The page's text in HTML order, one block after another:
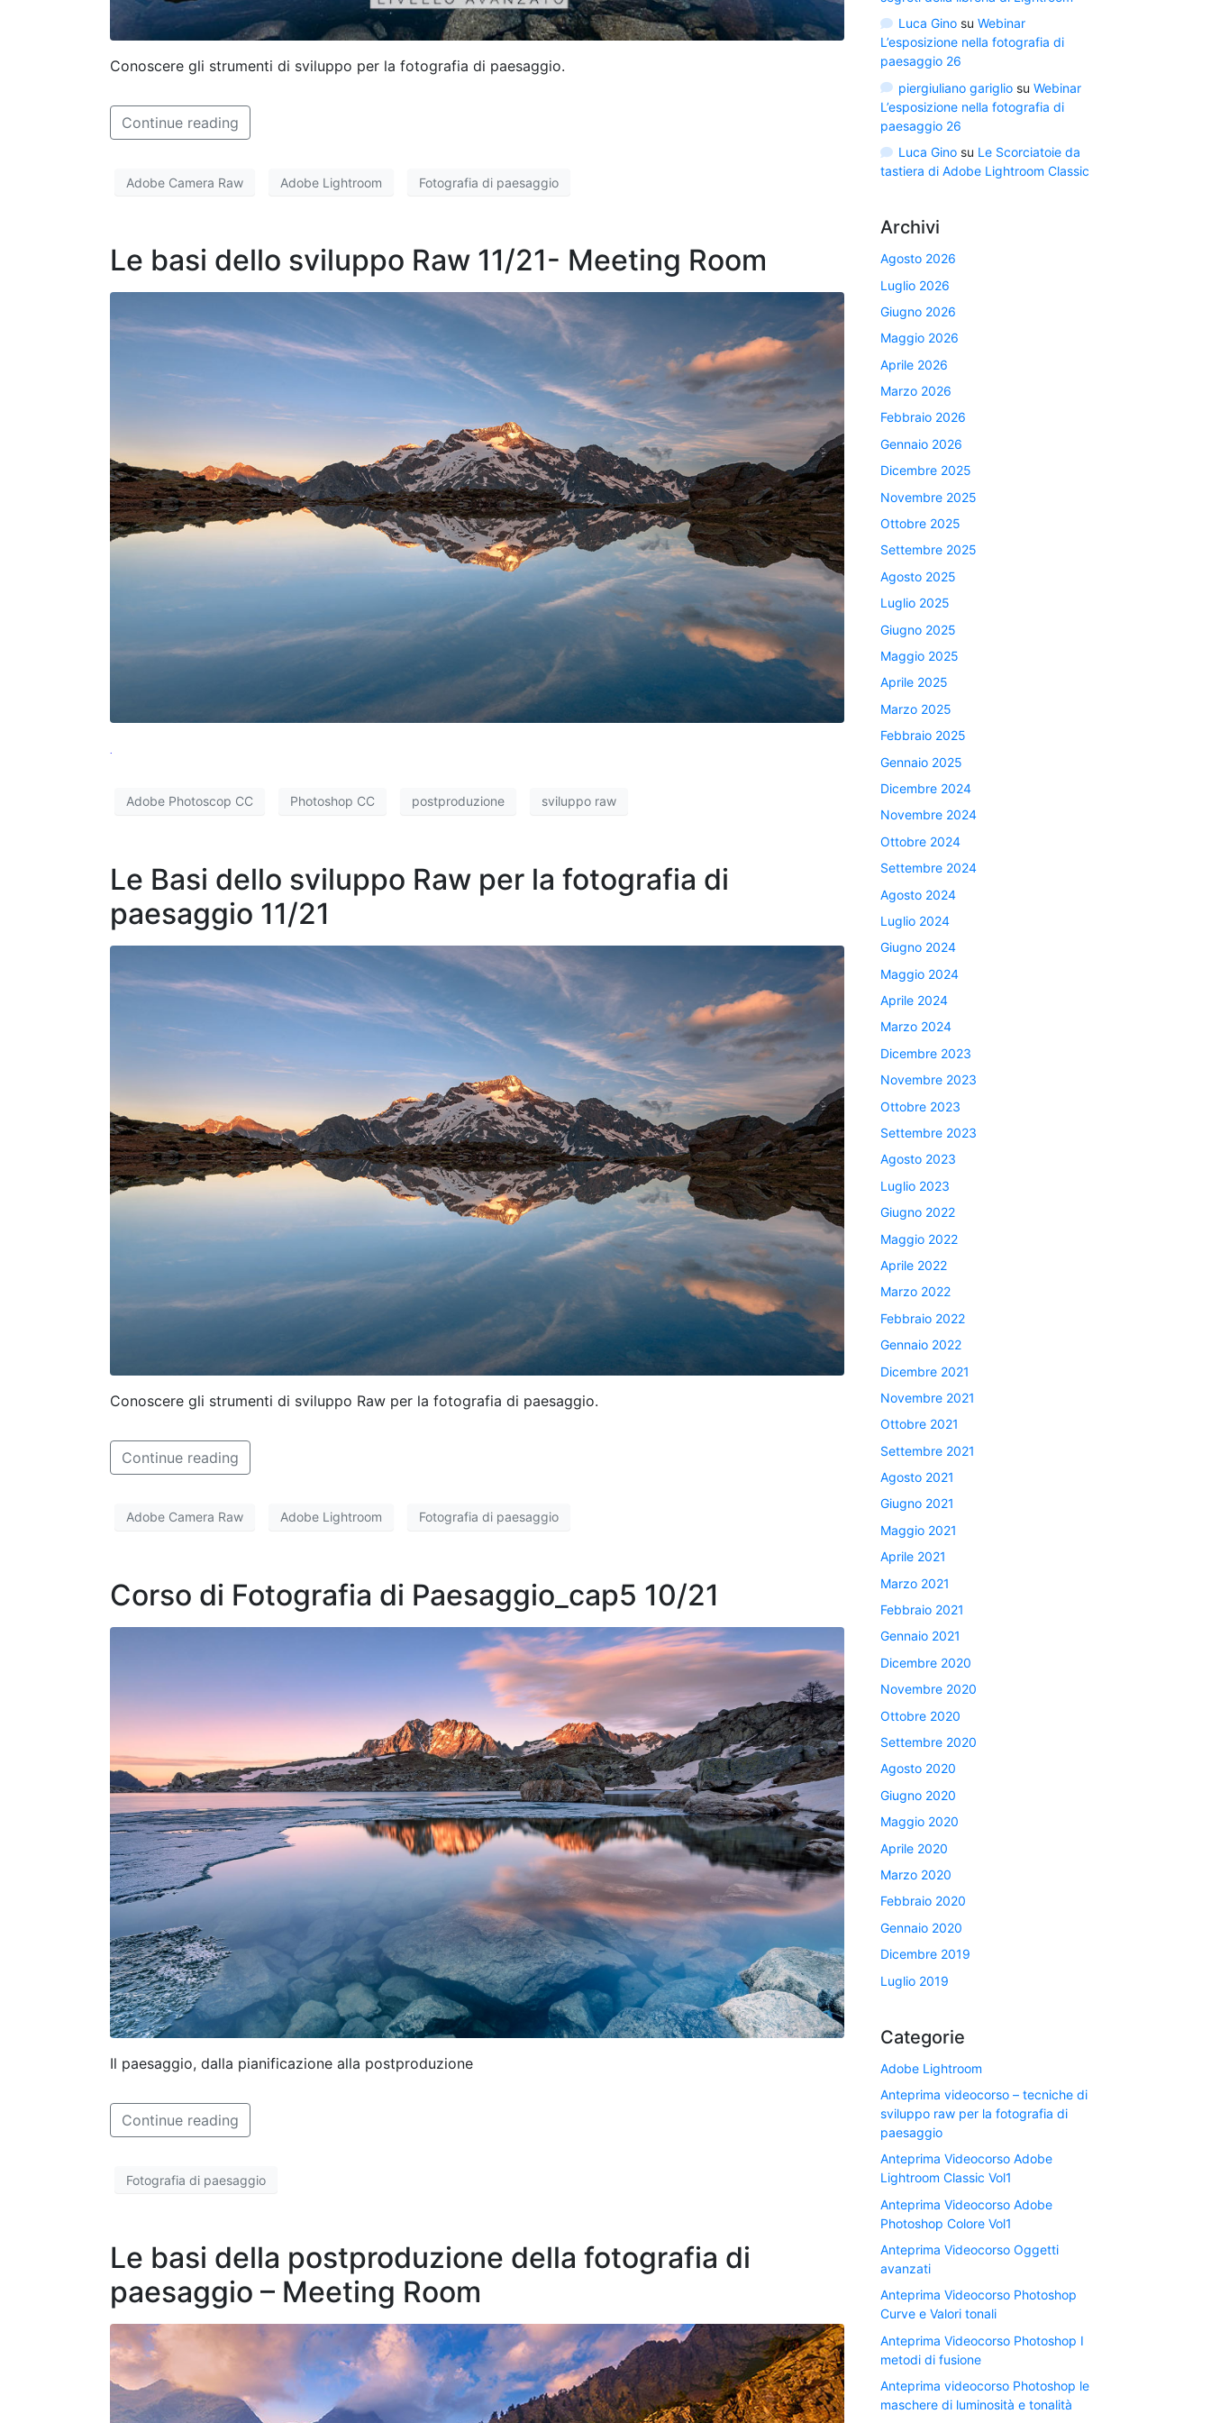
Conoscere gli strumenti di sviluppo per la fotografia di paesaggio.
Continue reading
Adobe Camera Raw Adobe Lightroom Fotografia di paesaggio
Le basi dello sviluppo Raw 11/21- Meeting Room
Adobe Photoscop CC Photoshop CC postproduzione sviluppo raw
Le Basi dello sviluppo Raw per la fotografia di
paesaggio 11/21
Conoscere gli strumenti di sviluppo Raw per la fotografia di paesaggio.
Continue reading
Adobe Camera Raw Adobe Lightroom Fotografia di paesaggio
Corso di Fotografia di Paesaggio_cap5 10/21
Il paesaggio, dalla pianificazione alla postproduzione
Continue reading
Fotografia di paesaggio
Le basi della postproduzione della fotografia di
paesaggio – Meeting Room
Luca Ginosu Webinar
L’esposizione nella fotografia di
paesaggio 26
piergiuliano garigliosu Webinar
L’esposizione nella fotografia di
paesaggio 26
Luca Ginosu Le Scorciatoie da
tastiera di Adobe Lightroom Classic
Archivi
Agosto 2026
Luglio 2026
Giugno 2026
Maggio 2026
Aprile 2026
Marzo 2026
Febbraio 2026
Gennaio 2026
Dicembre 2025
Novembre 2025
Ottobre 2025
Settembre 2025
Agosto 2025
Luglio 2025
Giugno 2025
Maggio 2025
Aprile 2025
Marzo 2025
Febbraio 2025
Gennaio 2025
Dicembre 2024
Novembre 2024
Ottobre 2024
Settembre 2024
Agosto 2024
Luglio 2024
Giugno 2024
Maggio 2024
Aprile 2024
Marzo 2024
Dicembre 2023
Novembre 2023
Ottobre 2023
Settembre 2023
Agosto 2023
Luglio 2023
Giugno 2022
Maggio 2022
Aprile 2022
Marzo 2022
Febbraio 2022
Gennaio 2022
Dicembre 2021
Novembre 2021
Ottobre 2021
Settembre 2021
Agosto 2021
Giugno 2021
Maggio 2021
Aprile 2021
Marzo 2021
Febbraio 2021
Gennaio 2021
Dicembre 2020
Novembre 2020
Ottobre 2020
Settembre 2020
Agosto 2020
Giugno 2020
Maggio 2020
Aprile 2020
Marzo 2020
Febbraio 2020
Gennaio 2020
Dicembre 2019
Luglio 2019
Categorie
Adobe Lightroom
Anteprima videocorso – tecniche di
sviluppo raw per la fotografia di
paesaggio
Anteprima Videocorso Adobe
Lightroom Classic Vol1
Anteprima Videocorso Adobe
Photoshop Colore Vol1
Anteprima Videocorso Oggetti
avanzati
Anteprima Videocorso Photoshop
Curve e Valori tonali
Anteprima Videocorso Photoshop I
metodi di fusione
Anteprima videocorso Photoshop le
maschere di luminosità e tonalità